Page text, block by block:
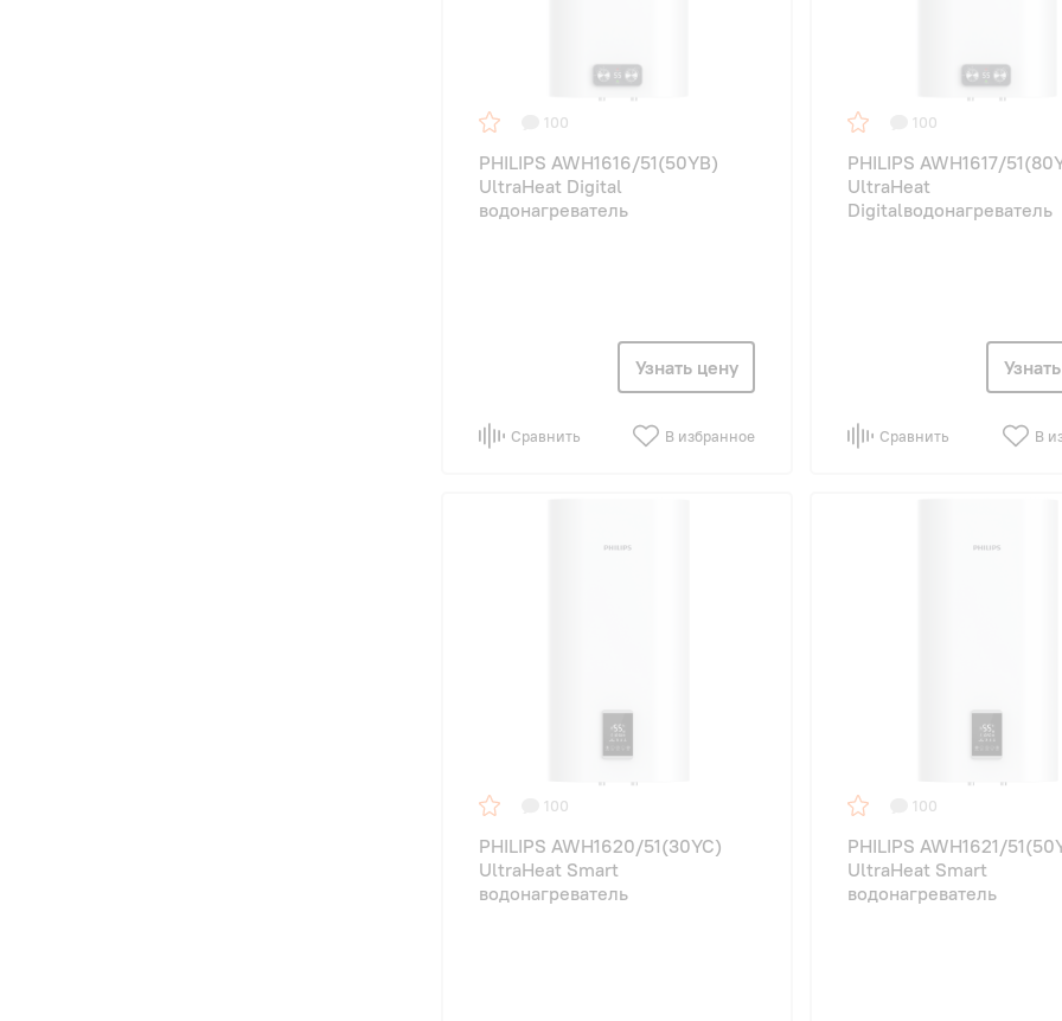
100
PHILIPS AWH1616/51(50YB)
UltraHeat Digital
водонагреватель
Узнать цену
Сравнить В избранное
100
PHILIPS AWH1617/
UltraHeat
Digitalводонагреватель
Сравнить В
100
PHILIPS AWH1620/51(30YC)
UltraHeat Smart
водонагреватель
100
PHILIPS AWH1621/
UltraHeat Smart
водонагреватель